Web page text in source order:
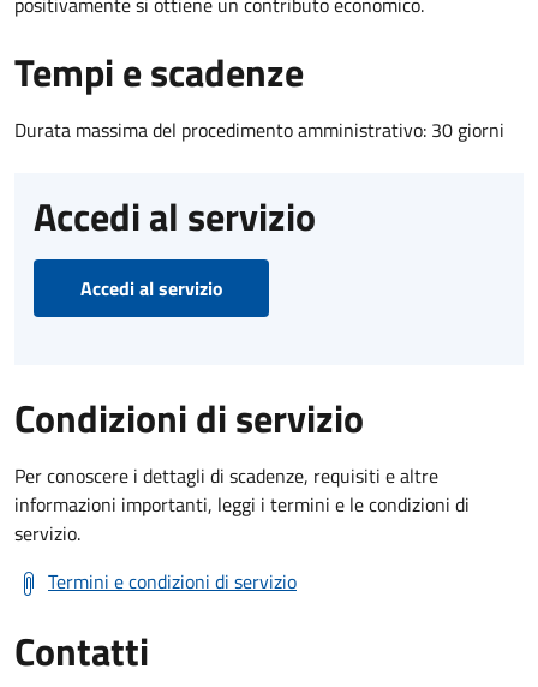
Tempi e scadenze
Durata massima del procedimento amministrativo: 30 giorni
Accedi al servizio
Accedi al servizio
Condizioni di servizio
Per conoscere i dettagli di scadenze, requisiti e altre
informazioni importanti, leggi i termini e le condizioni di
servizio.
Termini e condizioni di servizio
Contatti